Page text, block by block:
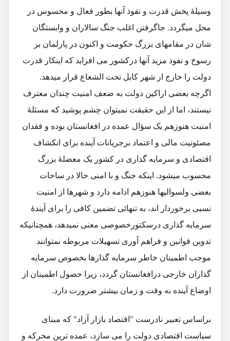
وسیلۀ پخش قدرت و نفوذ آنها بطور فعال و محسوس در
محل میگردد. جاگرفتن اغلب جنگ سالاران و وابستگان
شان در مقامهای بزرگ حکومت و اکنون در پارلمان بر
رسوخ و نفوذ مزید آنها درکشور می افزاید که اینکار قدرت
دولت را خارج از شهر کابل تحت الشعاع قرار میدهد.
اگرچه بعضی اراکین دولت به ضعف امنیت چندان معترف
نیستند، اما از این حقیقت نمیتوان چشم پوشید که مسئلۀ
امنیت هنوزهم یک سؤال عمده در افغانستان بوده و فقدان
مصئونیت مالی و اعتماد برجریانات آینده برای انکشاف
اقتصادی و سرمایه گذاری در کشور یک معضلۀ بزرگ
محسوب میشود. اینکه جنگ و نا امنی حالا در ساحات
بعضی ولسوالیها هنوزهم ادامه دارد و شهرها از امنیت
نسبی برخوردار اند، به تنهائی تضمین کافی را برای آیندۀ
سرمایه گذاری درسکتورخصوصی معنی نمیدهد، همچنانیکه
تدوین قوانین و فراهم آوری تسهیلات مربوطه نمتوانند
موجب اطمینان خاطر سرمایه گذارها بخصوص سرمایه
گذاران خارجی درافغانستان گردد، زیرا حصول اطمینان از
اوضاع آینده به وقت و زمان بیشتر ضرورت دارد.
براساس تعبیر نادرست "اقتصاد بازار آزاد" که مبنای
سیاست اقتصادی دولت را می سازد، عمده ترین محرکه و